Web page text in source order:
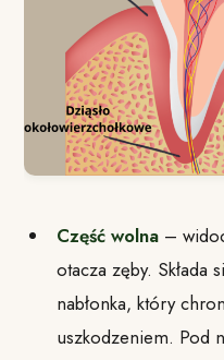
Część wolna –
otacza zęby. Składa
nabłonka, który
uszkodzeniem. Pod